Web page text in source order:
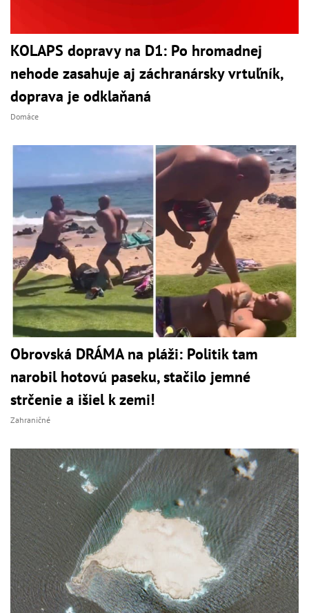
KOLAPS dopravy na D1: Po hromadnej
nehode zasahuje aj záchranársky vrtuľník,
doprava je odklaňaná
Domáce
Obrovská DRÁMA na pláži: Politik tam
narobil hotovú paseku, stačilo jemné
strčenie a išiel k zemi!
Zahraničné